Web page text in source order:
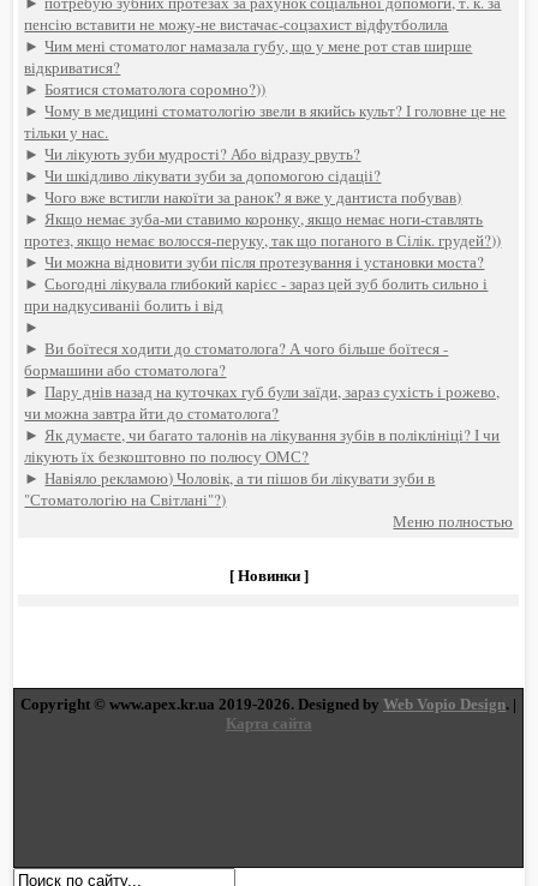
пенсію вставити не можу-не вистачає-соцзахист відфутболила
►Чим мені стоматолог намазала губу, що у мене рот став ширше
відкриватися?
►Боятися стоматолога соромно?))
►Чому в медицині стоматологію звели в якийсь культ? І головне це не
тільки у нас.
►Чи лікують зуби мудрості? Або відразу рвуть?
►Чи шкідливо лікувати зуби за допомогою сідаціі?
►Чого вже встигли накоїти за ранок? я вже у дантиста побував)
►Якщо немає зуба-ми ставимо коронку, якщо немає ноги-ставлять
протез, якщо немає волосся-перуку, так що поганого в Сілік. грудей?))
►Чи можна відновити зуби після протезування і установки моста?
►Сьогодні лікувала глибокий карієс - зараз цей зуб болить сильно і
при надкусиваніі болить і від
►
►Ви боїтеся ходити до стоматолога? А чого більше боїтеся -
бормашини або стоматолога?
►Пару днів назад на куточках губ були заїди, зараз сухість і рожево,
чи можна завтра йти до стоматолога?
►Як думаєте, чи багато талонів на лікування зубів в поліклініці? І чи
лікують їх безкоштовно по полюсу ОМС?
►Навіяло рекламою) Чоловік, а ти пішов би лікувати зуби в
"Стоматологію на Світлані"?)
Меню полностью
[ Новинки ]
Copyright © www.apex.kr.ua 2019-2026. Designed byWeb Vopio Design. |
Карта сайта